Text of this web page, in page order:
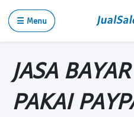
☰ Menu
JASA
PAKAI